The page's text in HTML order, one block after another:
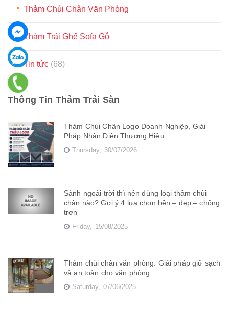
Thảm Chùi Chân Văn Phòng
Thảm Trải Ghế Sofa Gỗ
Tin tức (68)
Thông Tin Thảm Trải Sàn
Thảm Chùi Chân Logo Doanh Nghiệp, Giải
Pháp Nhận Diện Thương Hiệu
Thursday, 30/07/2026
Sảnh ngoài trời thì nên dùng loại thảm chùi
chân nào? Gợi ý 4 lựa chọn bền – đẹp – chống
trơn
Friday, 15/08/2025
Thảm chùi chân văn phòng: Giải pháp giữ sạch
và an toàn cho văn phòng
Saturday, 07/06/2025